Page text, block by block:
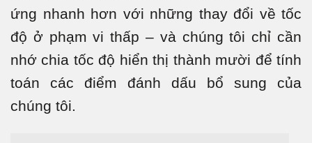
ứng nhanh hơn với những thay đổi về tốc
độ ở phạm vi thấp – và chúng tôi chỉ cần
nhớ chia tốc độ hiển thị thành mười để tính
toán các điểm đánh dấu bổ sung của
chúng tôi.